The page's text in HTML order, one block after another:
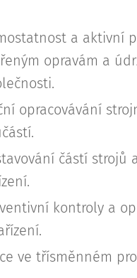
a aktivní
opravám a
opracovávání
částí strojů
kontroly a
ve třísměnném